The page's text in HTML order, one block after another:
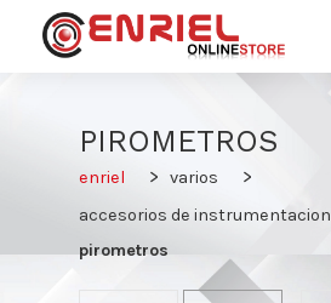
PIROMETROS
enriel
varios
accesorios de instrumentacion
pirometros